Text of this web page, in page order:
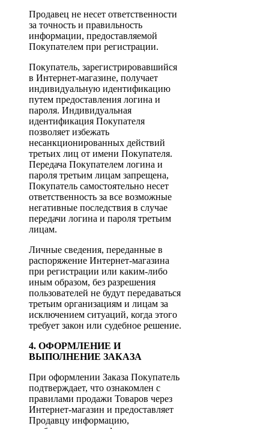
Продавец не несет ответственности
за точность и правильность
информации, предоставляемой
Покупателем при регистрации.
Покупатель, зарегистрировавшийся
в Интернет-магазине, получает
индивидуальную идентификацию
путем предоставления логина и
пароля. Индивидуальная
идентификация Покупателя
позволяет избежать
несанкционированных действий
третьих лиц от имени Покупателя.
Передача Покупателем логина и
пароля третьим лицам запрещена,
Покупатель самостоятельно несет
ответственность за все возможные
негативные последствия в случае
передачи логина и пароля третьим
лицам.
Личные сведения, переданные в
распоряжение Интернет-магазина
при регистрации или каким-либо
иным образом, без разрешения
пользователей не будут передаваться
третьим организациям и лицам за
исключением ситуаций, когда этого
требует закон или судебное решение.
4. ОФОРМЛЕНИЕ И
ВЫПОЛНЕНИЕ ЗАКАЗА
При оформлении Заказа Покупатель
подтверждает, что ознакомлен с
правилами продажи Товаров через
Интернет-магазин и предоставляет
Продавцу информацию,